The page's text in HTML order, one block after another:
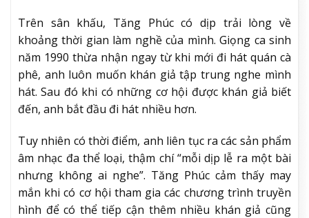
Trên sân khấu, Tăng Phúc có dịp trải lòng về
khoảng thời gian làm nghề của mình. Giọng ca sinh
năm 1990 thừa nhận ngay từ khi mới đi hát quán cà
phê, anh luôn muốn khán giả tập trung nghe mình
hát. Sau đó khi có những cơ hội được khán giả biết
đến, anh bắt đầu đi hát nhiều hơn.
Tuy nhiên có thời điểm, anh liên tục ra các sản phẩm
âm nhạc đa thể loại, thậm chí “mỗi dịp lễ ra một bài
nhưng không ai nghe”. Tăng Phúc cảm thấy may
mắn khi có cơ hội tham gia các chương trình truyền
hình để có thể tiếp cận thêm nhiều khán giả cũng